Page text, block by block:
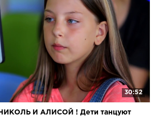
30:52
И АЛИСОЙ ! Дети танцуют